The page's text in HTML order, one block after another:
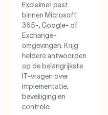
Exclaimer past
binnen Microsoft
365-, Google- of
Exchange-
omgevingen. Krijg
heldere antwoorden
op de belangrijkste
IT-vragen over
implementatie,
beveiliging en
controle.